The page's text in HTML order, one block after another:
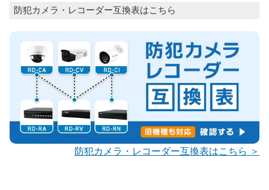
防犯カメラ・レコーダー互換表はこちら
防犯カメラ・レコーダー互換表はこちら ＞